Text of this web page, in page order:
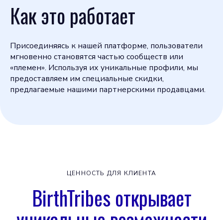
Как это работает
Присоединяясь к нашей платформе, пользователи
мгновенно становятся частью сообществ или
«племен». Используя их уникальные профили, мы
предоставляем им специальные скидки,
предлагаемые нашими партнерскими продавцами.
ЦЕННОСТЬ ДЛЯ КЛИЕНТА
BirthTribes открывает